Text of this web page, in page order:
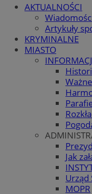
AKTUALNOŚCI
Artykuły
KRYMINALNE
MIASTO
Jak
Urząd
MOPR